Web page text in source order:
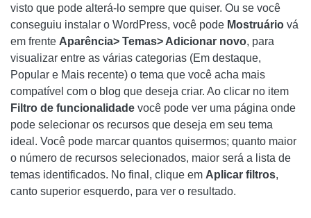
visto que pode alterá-lo sempre que quiser. Ou se você
conseguiu instalar o WordPress, você pode Mostruário vá
em frente Aparência> Temas> Adicionar novo, para
visualizar entre as várias categorias (Em destaque,
Popular e Mais recente) o tema que você acha mais
compatível com o blog que deseja criar. Ao clicar no item
Filtro de funcionalidade você pode ver uma página onde
pode selecionar os recursos que deseja em seu tema
ideal. Você pode marcar quantos quisermos; quanto maior
o número de recursos selecionados, maior será a lista de
temas identificados. No final, clique em Aplicar filtros,
canto superior esquerdo, para ver o resultado.